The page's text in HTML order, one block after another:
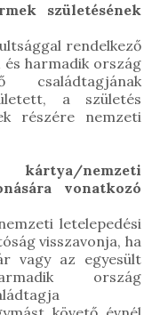
születésének
rendelkező
harmadik ország
családtagjának
a születés
részére nemzeti
nemzeti
vonatkozó
letelepedési
visszavonja, ha
vagy az egyesült
ország